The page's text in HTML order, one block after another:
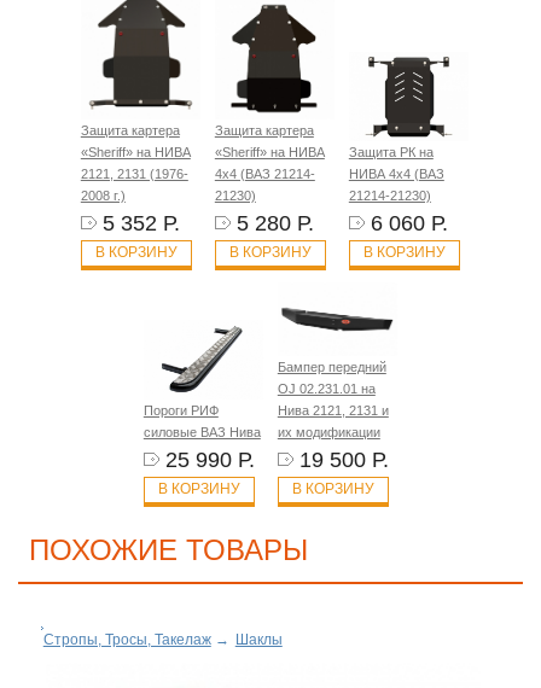
Защита картера
«Sheriff» на НИВА
2121, 2131 (1976-
2008 г.)
5 352 Р.
В КОРЗИНУ
Защита картера
«Sheriff» на НИВА
4x4 (ВАЗ 21214-
21230)
5 280 Р.
В КОРЗИНУ
Защита РК на
НИВА 4x4 (ВАЗ
21214-21230)
6 060 Р.
В КОРЗИНУ
Пороги РИФ
силовые ВАЗ Нива
25 990 Р.
В КОРЗИНУ
Бампер передний
OJ 02.231.01 на
Нива 2121, 2131 и
их модификации
19 500 Р.
В КОРЗИНУ
ПОХОЖИЕ ТОВАРЫ
Стропы, Тросы, Такелаж→ Шаклы